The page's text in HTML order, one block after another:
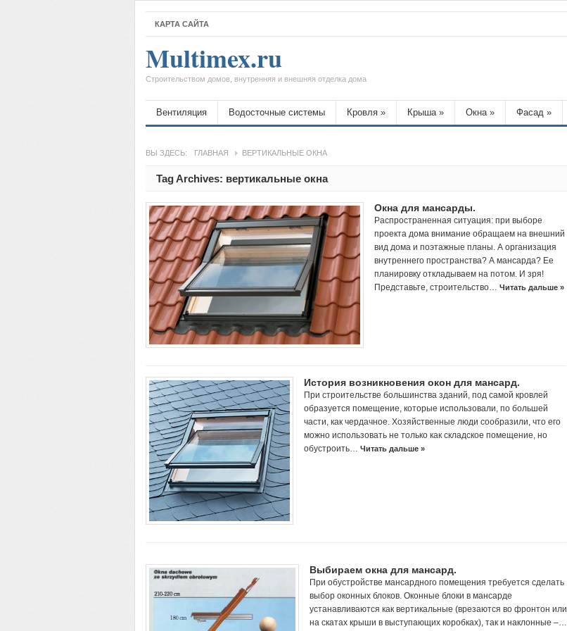
КАРТА САЙТА
Multimex.ru
Строительством домов, внутренняя и внешняя отделка дома
Вентиляция Водосточные системы Кровля » Крыша» Окна» Фасад »
ВЫ ЗДЕСЬ: ГЛАВНАЯ ВЕРТИКАЛЬНЫЕ ОКНА
Tag Archives: вертикальные окна
Окна для мансарды.
Распространенная ситуация: при выборе
проекта дома внимание обращаем на внешний
вид дома и поэтажные планы. А организация
внутреннего пространства? А мансарда? Ее
планировку откладываем на потом. И зря!
Представьте, строительство… Читать дальше »
История возникновения окон для мансард.
При строительстве большинства зданий, под самой кровлей
образуется помещение, которые использовали, по большей
части, как чердачное. Хозяйственные люди сообразили, что его
можно использовать не только как складское помещение, но
обустроить… Читать дальше »
Выбираем окна для мансард.
При обустройстве мансардного помещения требуется сделать
выбор оконных блоков. Оконные блоки в мансарде
устанавливаются как вертикальные (врезаются во фронтон или
на скатах крыши в выступающих коробках), так и наклонные –…